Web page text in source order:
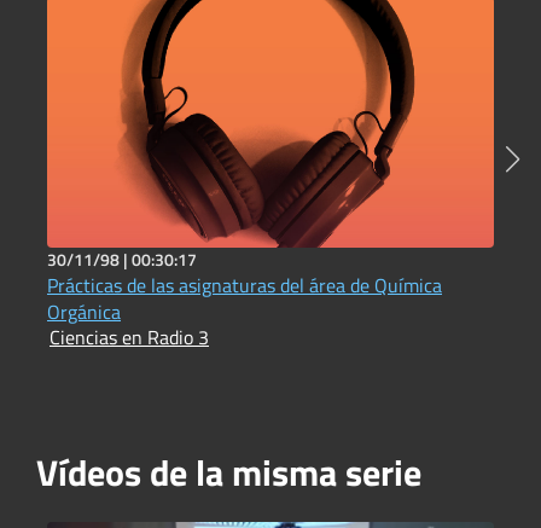
30/11/98 |00:30:17
Prácticas de las asignaturas del área de Química
Orgánica
Ciencias en Radio 3
Vídeos de la misma serie